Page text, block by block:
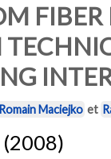
Romain Maciejko et